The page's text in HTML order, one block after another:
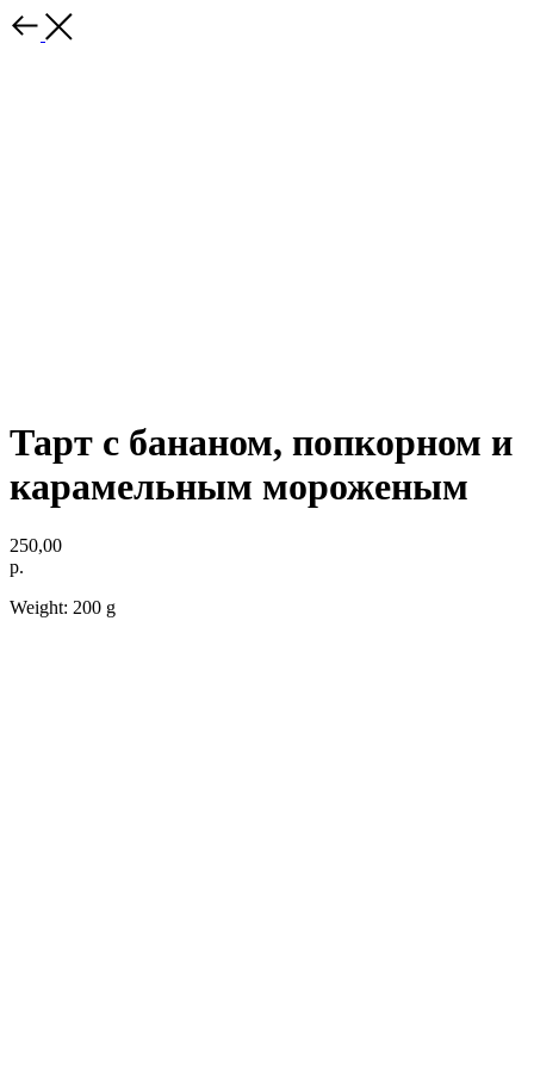
Тарт с бананом, попкорном и
карамельным мороженым
250,00
р.
Weight: 200 g